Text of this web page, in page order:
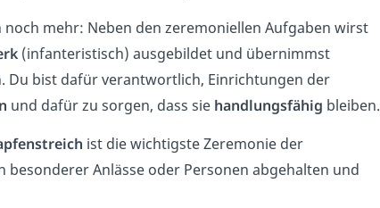
noch mehr: Neben den zeremoniellen Aufgaben wirst
(infanteristisch) ausgebildet und übernimmst
Du bist dafür verantwortlich, Einrichtungen der
und dafür zu sorgen, dass sie handlungsfähig bleiben.
ist die wichtigste Zeremonie der
besonderer Anlässe oder Personen abgehalten und